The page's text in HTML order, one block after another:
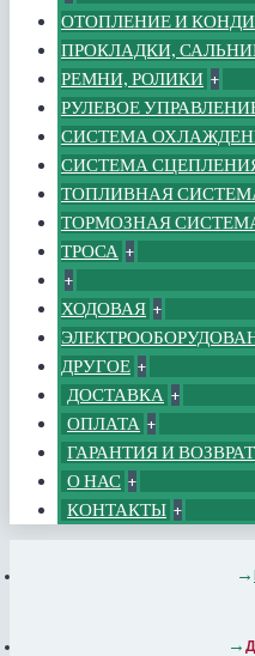
ОТОПЛЕНИЕ И
ПРОКЛАДКИ,
РЕМНИ, РОЛИКИ +
РУЛЕВОЕ
СИСТЕМА
СИСТЕМА
ТОПЛИВНАЯ
ТОРМОЗНАЯ
ТРОСА +
+
ХОДОВАЯ +
ДРУГОЕ +
ДОСТАВКА +
ОПЛАТА +
ГАРАНТИЯ И ВОЗВРАТ
О НАС +
КОНТАКТЫ +